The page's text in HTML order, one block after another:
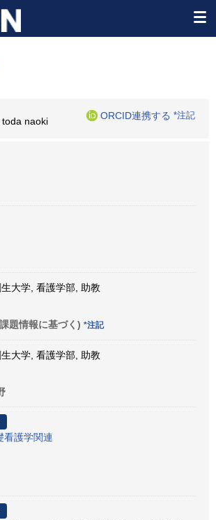
toda naoki
ORCID連携する *注記
大学, 看護学部, 助教
題情報に基づく) *注記
大学, 看護学部, 助教
看護学関連